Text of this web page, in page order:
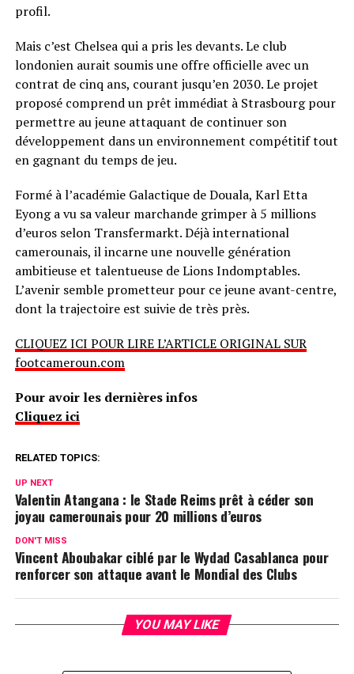
profil.
Mais c’est Chelsea qui a pris les devants. Le club
londonien aurait soumis une offre officielle avec un
contrat de cinq ans, courant jusqu’en 2030. Le projet
proposé comprend un prêt immédiat à Strasbourg pour
permettre au jeune attaquant de continuer son
développement dans un environnement compétitif tout
en gagnant du temps de jeu.
Formé à l’académie Galactique de Douala, Karl Etta
Eyong a vu sa valeur marchande grimper à 5 millions
d’euros selon Transfermarkt. Déjà international
camerounais, il incarne une nouvelle génération
ambitieuse et talentueuse de Lions Indomptables.
L’avenir semble prometteur pour ce jeune avant-centre,
dont la trajectoire est suivie de très près.
CLIQUEZ ICI POUR LIRE L’ARTICLE ORIGINAL SUR
footcameroun.com
Pour avoir les dernières infos
Cliquez ici
RELATED TOPICS:
UP NEXT
Valentin Atangana : le Stade Reims prêt à céder son
joyau camerounais pour 20 millions d’euros
DON'T MISS
Vincent Aboubakar ciblé par le Wydad Casablanca pour
renforcer son attaque avant le Mondial des Clubs
YOU MAY LIKE